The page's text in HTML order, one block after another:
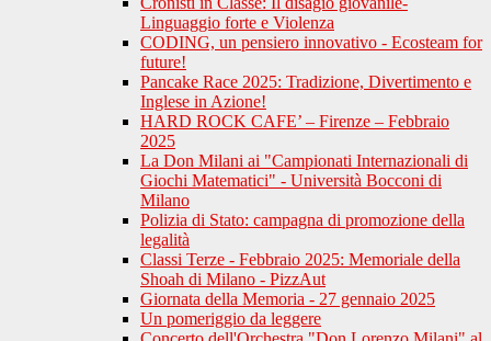
Linguaggio forte e Violenza
CODING, un pensiero innovativo - Ecosteam for
future!
Pancake Race 2025: Tradizione, Divertimento e
Inglese in Azione!
HARD ROCK CAFE’ – Firenze – Febbraio
2025
La Don Milani ai "Campionati Internazionali di
Giochi Matematici" - Università Bocconi di
Milano
Polizia di Stato: campagna di promozione della
legalità
Classi Terze - Febbraio 2025: Memoriale della
Shoah di Milano - PizzAut
Giornata della Memoria - 27 gennaio 2025
Un pomeriggio da leggere